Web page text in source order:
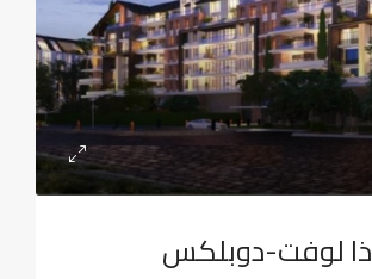
ذا لوفت-دوبلكس